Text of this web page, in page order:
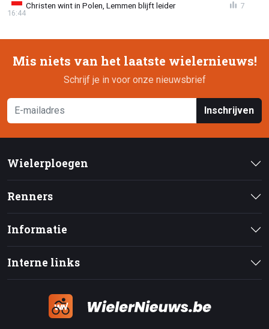
Christen wint in Polen, Lemmen blijft leider
16:44
7
Mis niets van het laatste wielernieuws!
Schrijf je in voor onze nieuwsbrief
Inschrijven
Wielerploegen
Renners
Informatie
Interne links